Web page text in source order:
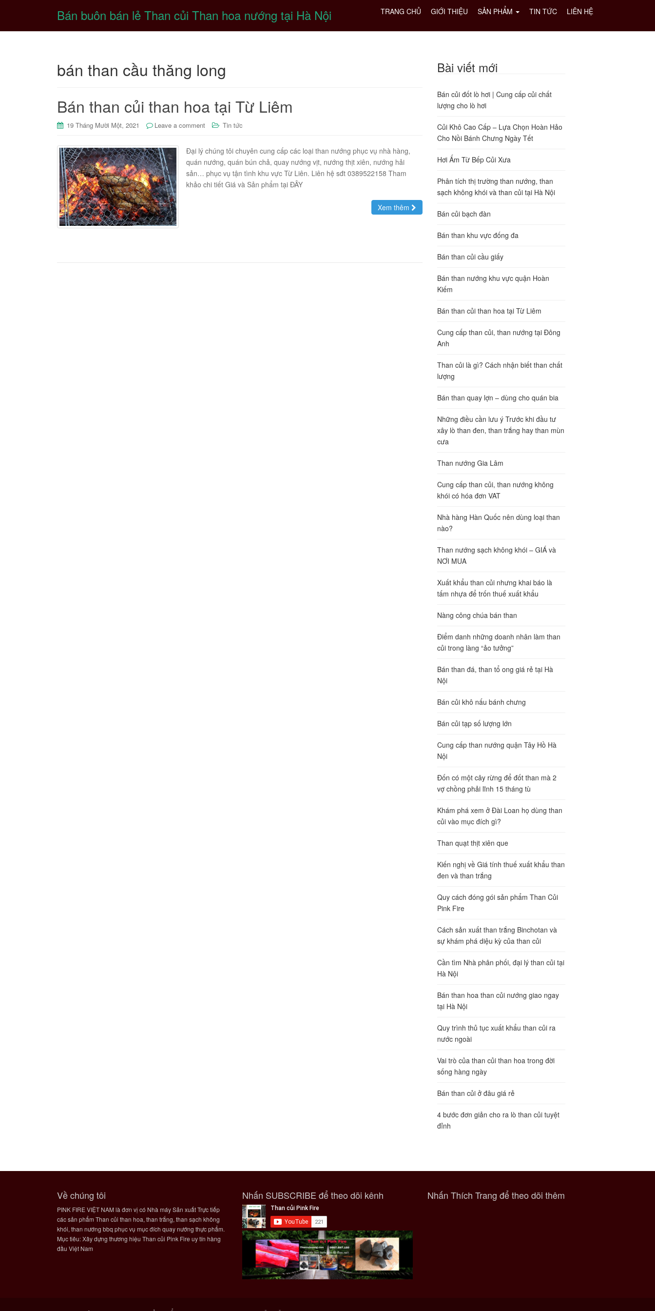
Bán buôn bán lẻ Than củi Than hoa nướng tại Hà Nội TRANG CHỦ GIỚI THIỆU SẢN PHẨM TIN TỨC LIÊN HỆ
bán than cầu thăng long
Bán than củi than hoa tại Từ Liêm
19 Tháng Mười Một, 2021 Leave a comment Tin tức
Đại lý chúng tôi chuyên cung cấp các loại than nướng phục vụ nhà hàng,
quán nướng, quán bún chả, quay nướng vịt, nướng thịt xiên, nướng hải
sản… phục vụ tận tình khu vực Từ Liên. Liên hệ sđt 0389522158 Tham
khảo chi tiết Giá và Sản phẩm tại ĐÂY
Xem thêm
Bài viết mới
Bán củi đốt lò hơi | Cung cấp củi chất
lượng cho lò hơi
Củi Khô Cao Cấp – Lựa Chọn Hoàn Hảo
Cho Nồi Bánh Chưng Ngày Tết
Hơi Ấm Từ Bếp Củi Xưa
Phân tích thị trường than nướng, than
sạch không khói và than củi tại Hà Nội
Bán củi bạch đàn
Bán than khu vực đống đa
Bán than củi cầu giấy
Bán than nướng khu vực quận Hoàn
Kiếm
Bán than củi than hoa tại Từ Liêm
Cung cấp than củi, than nướng tại Đông
Anh
Than củi là gì? Cách nhận biết than chất
lượng
Bán than quay lợn – dùng cho quán bia
Những điều cần lưu ý Trước khi đầu tư
xây lò than đen, than trắng hay than mùn
cưa
Than nướng Gia Lâm
Cung cấp than củi, than nướng không
khói có hóa đơn VAT
Nhà hàng Hàn Quốc nên dùng loại than
nào?
Than nướng sạch không khói – GIÁ và
NƠI MUA
Xuất khẩu than củi nhưng khai báo là
tấm nhựa để trốn thuế xuất khẩu
Nàng công chúa bán than
Điểm danh những doanh nhân làm than
củi trong làng “ảo tưởng”
Bán than đá, than tổ ong giá rẻ tại Hà
Nội
Bán củi khô nấu bánh chưng
Bán củi tạp số lượng lớn
Cung cấp than nướng quận Tây Hồ Hà
Nội
Đốn có một cây rừng để đốt than mà 2
vợ chồng phải lĩnh 15 tháng tù
Khám phá xem ở Đài Loan họ dùng than
củi vào mục đích gì?
Than quạt thịt xiên que
Kiến nghị về Giá tính thuế xuất khẩu than
đen và than trắng
Quy cách đóng gói sản phẩm Than Củi
Pink Fire
Cách sản xuất than trắng Binchotan và
sự khám phá diệu kỳ của than củi
Cần tìm Nhà phân phối, đại lý than củi tại
Hà Nội
Bán than hoa than củi nướng giao ngay
tại Hà Nội
Quy trình thủ tục xuất khẩu than củi ra
nước ngoài
Vai trò của than củi than hoa trong đời
sống hàng ngày
Bán than củi ở đâu giá rẻ
4 bước đơn giản cho ra lò than củi tuyệt
đỉnh
Về chúng tôi
PINK FIRE VIỆT NAM là đơn vị có Nhà máy Sản xuất Trực tiếp
các sản phẩm Than củi than hoa, than trắng, than sạch không
khói, than nướng bbq phục vụ mục đích quay nướng thực phẩm.
Mục tiêu: Xây dựng thương hiệu Than củi Pink Fire uy tín hàng
đầu Việt Nam
Nhấn SUBSCRIBE để theo dõi kênh Nhấn Thích Trang để theo dõi thêm